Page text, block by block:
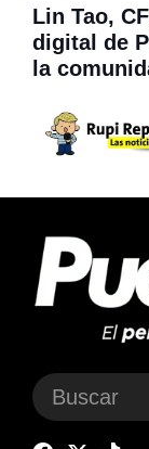
Lin Tao,
digital de
la